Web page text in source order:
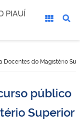
PIAUÍ
do Magistério
público
Superior